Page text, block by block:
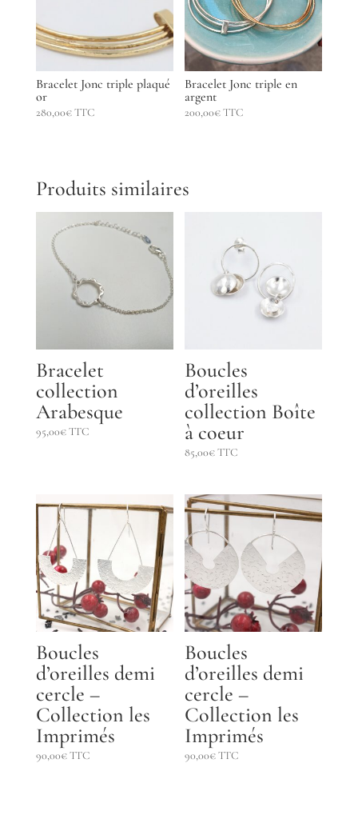
Bracelet Jonc triple plaqué
or
280,00€TTC
Bracelet Jonc triple en
argent
200,00€TTC
Produits similaires
Bracelet
collection
Arabesque
95,00€TTC
Boucles
d’oreilles
collection Boîte
à coeur
85,00€TTC
Boucles
d’oreilles demi
cercle –
Collection les
Imprimés
90,00€TTC
Boucles
d’oreilles demi
cercle –
Collection les
Imprimés
90,00€TTC